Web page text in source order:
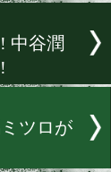
」を誓う
に言及「